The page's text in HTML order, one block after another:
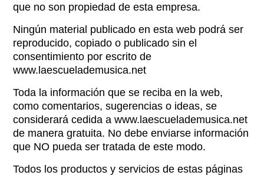
que no son propiedad de esta empresa.
Ningún material publicado en esta web podrá ser
reproducido, copiado o publicado sin el
consentimiento por escrito de
www.laescuelademusica.net
Toda la información que se reciba en la web,
como comentarios, sugerencias o ideas, se
considerará cedida a www.laescuelademusica.net
de manera gratuita. No debe enviarse información
que NO pueda ser tratada de este modo.
Todos los productos y servicios de estas páginas